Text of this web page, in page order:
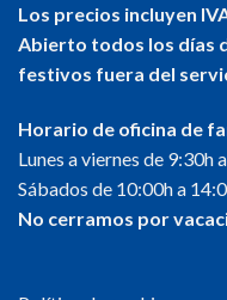
Los precios incluyen
Abierto todos los días
festivos fuera del
Horario de oficina de
Lunes a viernes de 9:30h
Sábados de 10:00h a
No cerramos por